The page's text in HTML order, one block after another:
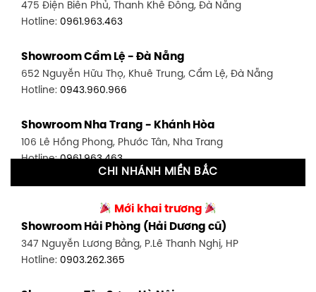
Hotline:0946.480.580
348 Đ. Bạch Đằng, P. 14, Bình Thạnh, TP HCM
Hotline:0902.716.230
591 Hoàng Văn Thụ, P. 4, Tân Bình, TP HCM
Hotline:0906.256.759
Showroom Tân Bình 2 - TP. HCM
0986.71.8448
Showroom Thuận An - Bình Dương
66 đường DT743, An Phú, Thuận An, Bình Dương
475 Điện Biên Phủ, Thanh Khê Đông, Đà Nẵng
Hotline: 0961.963.463
Showroom Cẩm Lệ - Đà Nẵng
652 Nguyễn Hữu Thọ, Khuê Trung, Cẩm Lệ, Đà Nẵng
Hotline: 0943.960.966
Showroom Nha Trang - Khánh Hòa
106 Lê Hồng Phong, Phước Tân, Nha Trang
Hotline:0961.963.463
27-29 Nguyễn Sỹ Sách, Hưng Bình, TP Vinh, Nghệ An
Hotline:0943.960.966
Showroom Buôn Ma Thuột
CHI NHÁNH MIỀN BẮC
Mới khai trương
Showroom Hải Phòng (Hải Dương cũ)
347 Nguyễn Lương Bằng, P.Lê Thanh Nghị, HP
Hotline: 0903.262.365